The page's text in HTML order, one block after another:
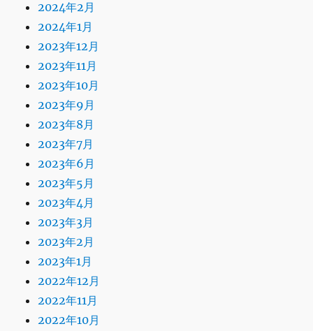
2024年2月
2024年1月
2023年12月
2023年11月
2023年10月
2023年9月
2023年8月
2023年7月
2023年6月
2023年5月
2023年4月
2023年3月
2023年2月
2023年1月
2022年12月
2022年11月
2022年10月